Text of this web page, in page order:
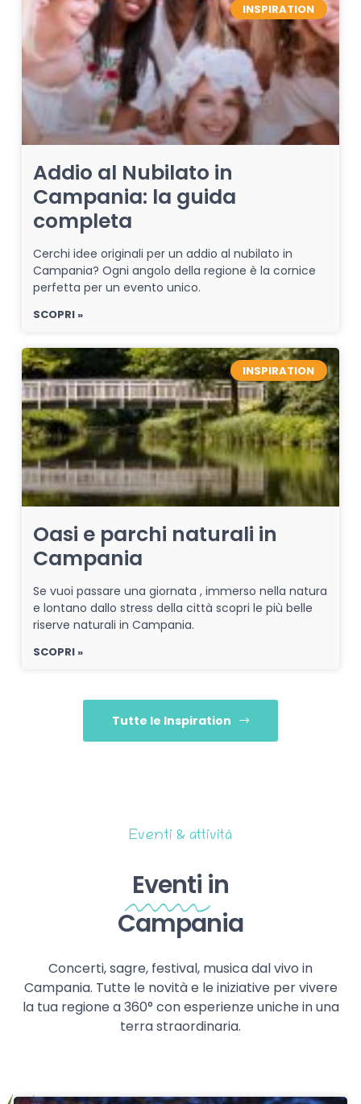
INSPIRATION
Addio al Nubilato in
Campania: la guida
completa
Cerchi idee originali per un addio al nubilato in
Campania? Ogni angolo della regione è la cornice
perfetta per un evento unico.
SCOPRI »
INSPIRATION
Oasi e parchi naturali in
Campania
Se vuoi passare una giornata , immerso nella natura
e lontano dallo stress della città scopri le più belle
riserve naturali in Campania.
SCOPRI »
Tutte le Inspiration
Eventi & attività
Eventi in
Campania
Concerti, sagre, festival, musica dal vivo in
Campania. Tutte le novità e le iniziative per vivere
la tua regione a 360° con esperienze uniche in una
terra straordinaria.